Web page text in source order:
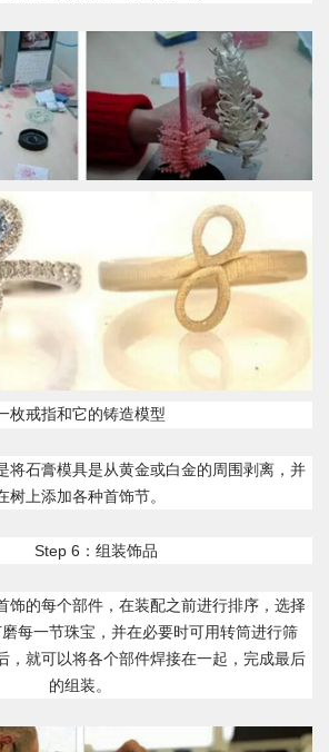
枚戒指和它的铸造模型
将石膏模具是从黄金或白金的周围剥离，并
树上添加各种首饰节。
Step 6：组装饰品
饰的每个部件，在装配之前进行排序，选择
每一节珠宝，并在必要时可用转筒进行筛
，就可以将各个部件焊接在一起，完成最后
的组装。